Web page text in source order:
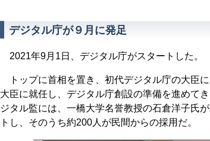
デジタル庁が９月に発足
2021年9月1日、デジタル庁がスタートした。
トップに首相を置き、初代デジタル庁の大臣
大臣に就任し、デジタル庁創設の準備を進めて
ジタル監には、一橋大学名誉教授の石倉洋子氏
トし、そのうち約200人が民間からの採用だ。